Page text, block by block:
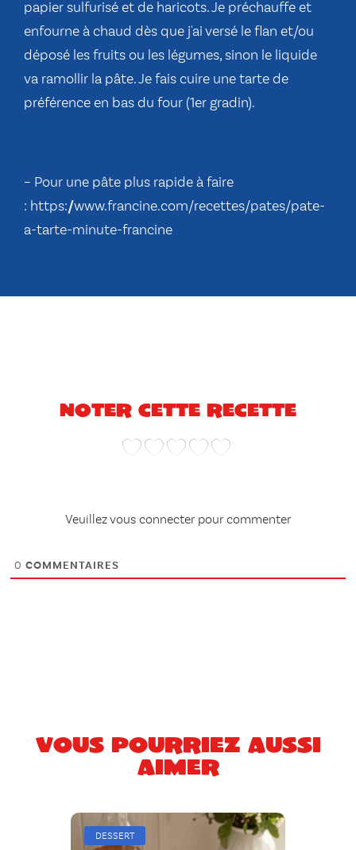
papier sulfurisé et de haricots. Je préchauffe et
enfourne à chaud dès que j'ai versé le flan et/ou
déposé les fruits ou les légumes, sinon le liquide
va ramollir la pâte. Je fais cuire une tarte de
préférence en bas du four (1er gradin).
– Pour une pâte plus rapide à faire
: https://www.francine.com/recettes/pates/pate-
a-tarte-minute-francine
Noter cette recette
Veuillez vous connecter pour commenter
0 COMMENTAIRES
Vous pourriez aussi
aimer
DESSERT